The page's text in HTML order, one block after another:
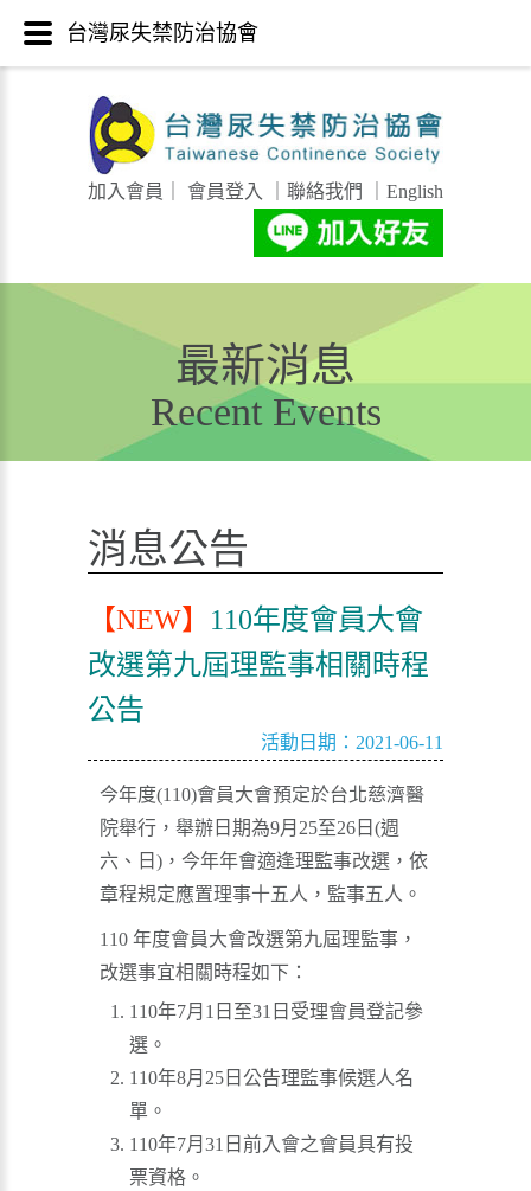
加入會員 會員登入 聯絡我們 English
最新消息
Recent Events
消息公告
【NEW】 110年度會員大會
改選第九屆理監事相關時程
公告
活動日期：2021-06-11
今年度(110)會員大會預定於台北慈濟醫
院舉行，舉辦日期為9月25至26日(週
六、日)，今年年會適逢理監事改選，依
章程規定應置理事十五人，監事五人。
110 年度會員大會改選第九屆理監事，
改選事宜相關時程如下：
110年7月1日至31日受理會員登記參
選。
110年8月25日公告理監事候選人名
單。
110年7月31日前入會之會員具有投
票資格。
台灣尿失禁防治協會